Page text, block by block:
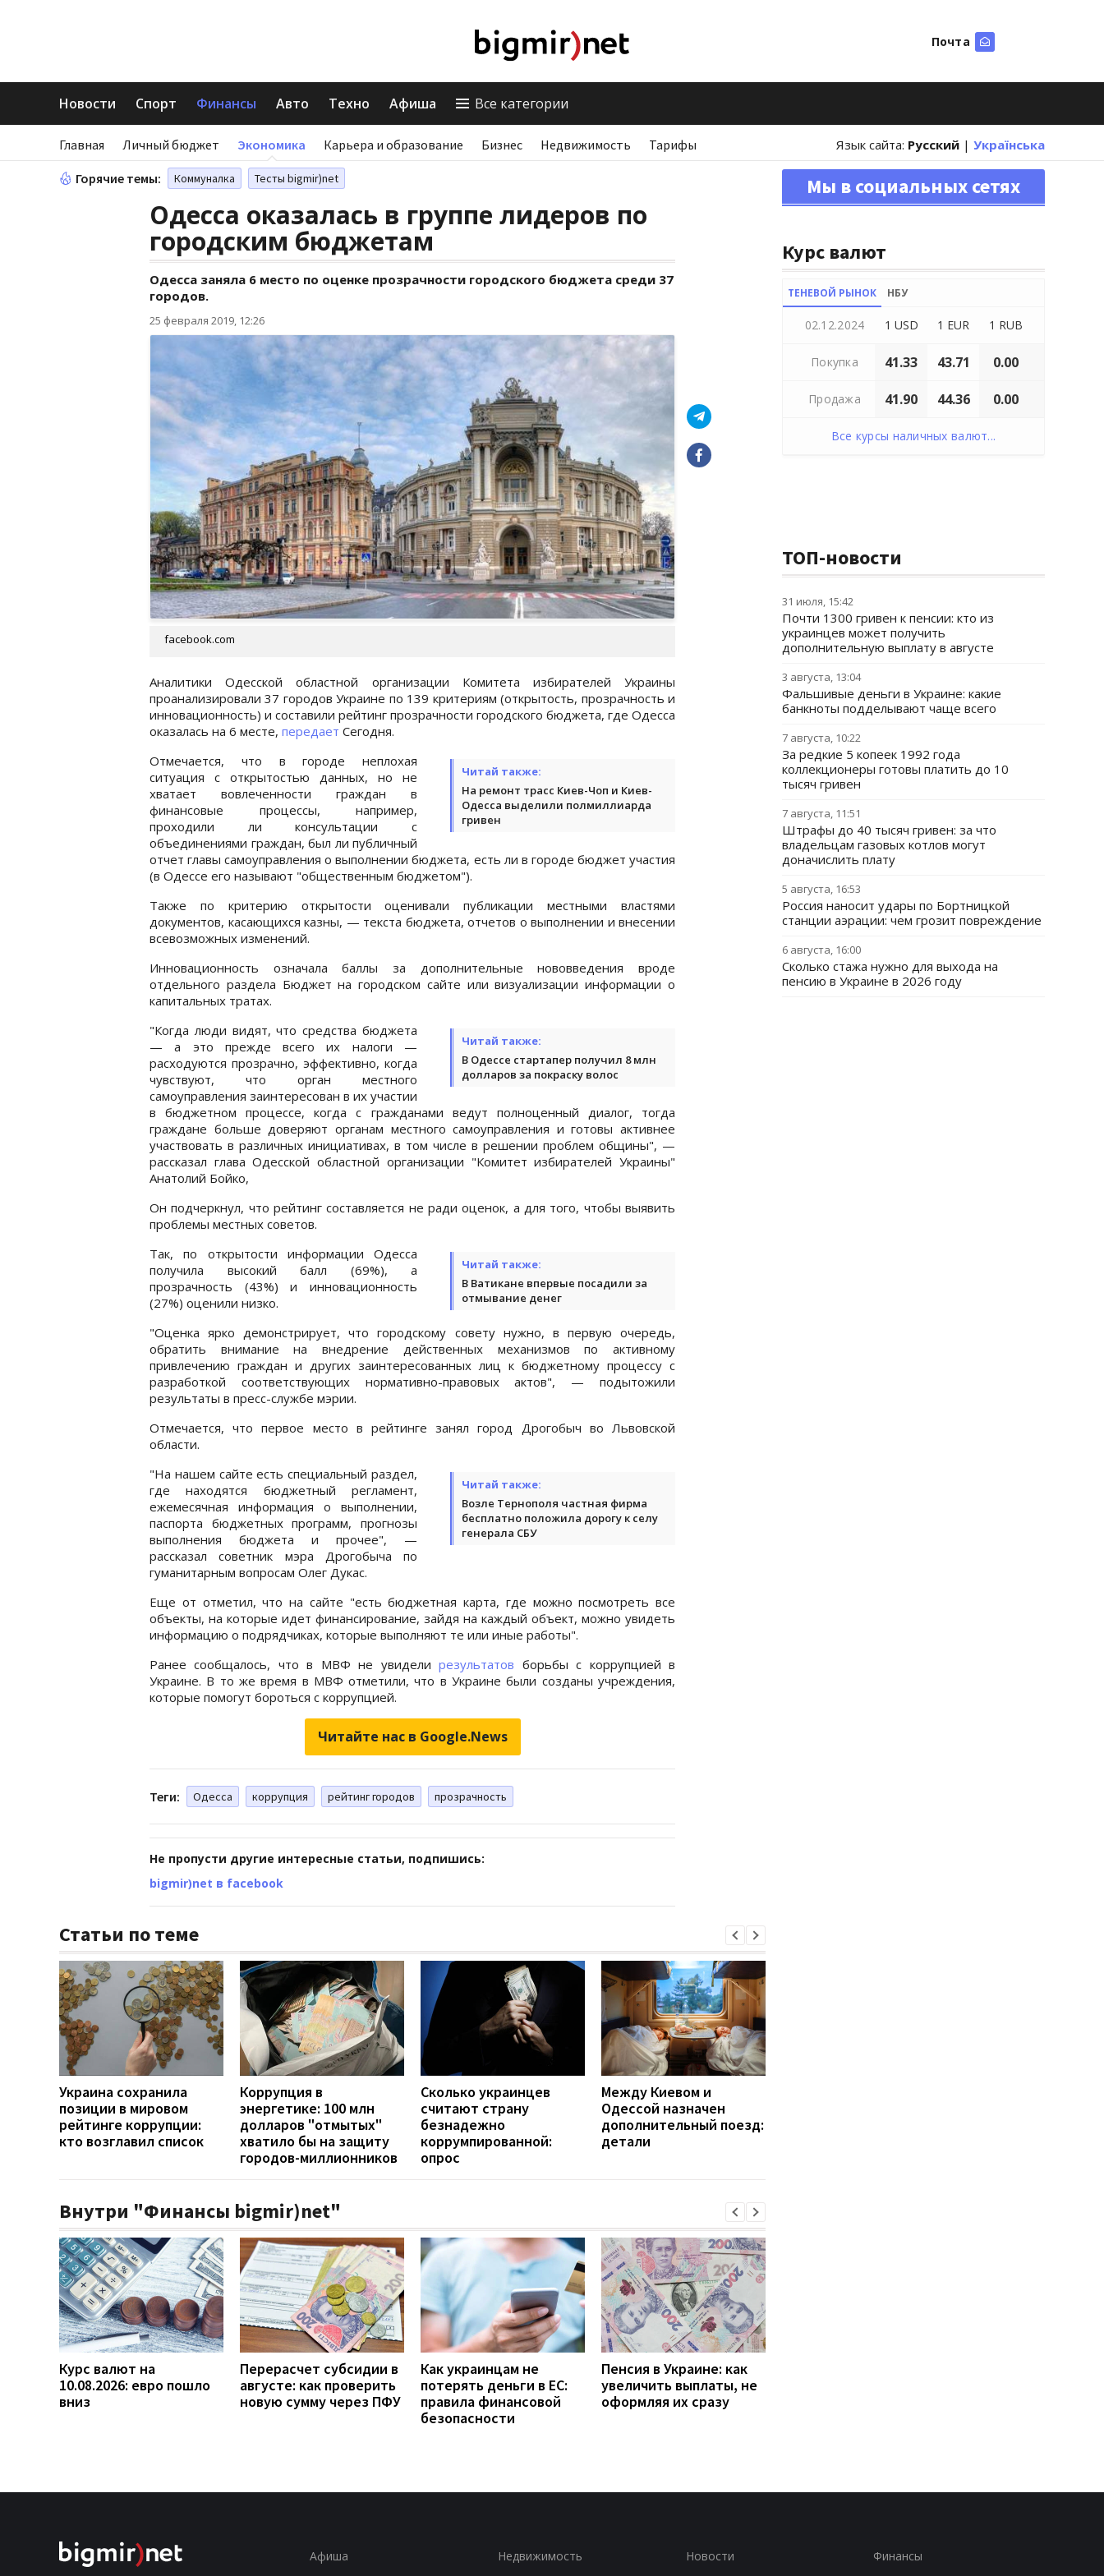
Почта
Новости Спорт Финансы Авто Техно Афиша Все категории
Главная Личный бюджет Экономика Карьера и образование Бизнес Недвижимость Тарифы Язык сайта: Русский | Українська
Горячие темы: Коммуналка Тесты bigmir)net
Одесса оказалась в группе лидеров по
городским бюджетам
Одесса заняла 6 место по оценке прозрачности городского бюджета среди 37
городов.
25 февраля 2019, 12:26
facebook.com
Аналитики Одесской областной организации Комитета избирателей Украины
проанализировали 37 городов Украине по 139 критериям (открытость, прозрачность и
инновационность) и составили рейтинг прозрачности городского бюджета, где Одесса
оказалась на 6 месте, передает Сегодня.
Читай также:
На ремонт трасс Киев-Чоп и Киев-
Одесса выделили полмиллиарда
гривен
Отмечается, что в городе неплохая
ситуация с открытостью данных, но не
хватает вовлеченности граждан в
финансовые процессы, например,
проходили ли консультации с
объединениями граждан, был ли публичный
отчет главы самоуправления о выполнении бюджета, есть ли в городе бюджет участия
(в Одессе его называют "общественным бюджетом").
Также по критерию открытости оценивали публикации местными властями
документов, касающихся казны, — текста бюджета, отчетов о выполнении и внесении
всевозможных изменений.
Инновационность означала баллы за дополнительные нововведения вроде
отдельного раздела Бюджет на городском сайте или визуализации информации о
капитальных тратах.
Читай также:
В Одессе стартапер получил 8 млн
долларов за покраску волос
"Когда люди видят, что средства бюджета
— а это прежде всего их налоги —
расходуются прозрачно, эффективно, когда
чувствуют, что орган местного
самоуправления заинтересован в их участии
в бюджетном процессе, когда с гражданами ведут полноценный диалог, тогда
граждане больше доверяют органам местного самоуправления и готовы активнее
участвовать в различных инициативах, в том числе в решении проблем общины", —
рассказал глава Одесской областной организации "Комитет избирателей Украины"
Анатолий Бойко,
Он подчеркнул, что рейтинг составляется не ради оценок, а для того, чтобы выявить
проблемы местных советов.
Читай также:
В Ватикане впервые посадили за
отмывание денег
Так, по открытости информации Одесса
получила высокий балл (69%), а
прозрачность (43%) и инновационность
(27%) оценили низко.
"Оценка ярко демонстрирует, что городскому совету нужно, в первую очередь,
обратить внимание на внедрение действенных механизмов по активному
привлечению граждан и других заинтересованных лиц к бюджетному процессу с
разработкой соответствующих нормативно-правовых актов", — подытожили
результаты в пресс-службе мэрии.
Отмечается, что первое место в рейтинге занял город Дрогобыч во Львовской
области.
Читай также:
Возле Тернополя частная фирма
бесплатно положила дорогу к селу
генерала СБУ
"На нашем сайте есть специальный раздел,
где находятся бюджетный регламент,
ежемесячная информация о выполнении,
паспорта бюджетных программ, прогнозы
выполнения бюджета и прочее", —
рассказал советник мэра Дрогобыча по
гуманитарным вопросам Олег Дукас.
Еще от отметил, что на сайте "есть бюджетная карта, где можно посмотреть все
объекты, на которые идет финансирование, зайдя на каждый объект, можно увидеть
информацию о подрядчиках, которые выполняют те или иные работы".
Ранее сообщалось, что в МВФ не увиделирезультатов борьбы с коррупцией в
Украине. В то же время в МВФ отметили, что в Украине были созданы учреждения,
которые помогут бороться с коррупцией.
Читайте нас в Google.News
Теги: Одесса коррупция рейтинг городов прозрачность
Не пропусти другие интересные статьи, подпишись:
bigmir)net в facebook
Статьи по теме
Украина сохранила
позиции в мировом
рейтинге коррупции:
кто возглавил список
Коррупция в
энергетике: 100 млн
долларов "отмытых"
хватило бы на защиту
городов-миллионников
Сколько украинцев
считают страну
безнадежно
коррумпированной:
опрос
Между Киевом и
Одессой назначен
дополнительный поезд:
детали
Внутри "Финансы bigmir)net"
Курс валют на
10.08.2026: евро пошло
вниз
Перерасчет субсидии в
августе: как проверить
новую сумму через ПФУ
Как украинцам не
потерять деньги в ЕС:
правила финансовой
безопасности
Пенсия в Украине: как
увеличить выплаты, не
оформляя их сразу
Мы в социальных сетях
Курс валют
ТЕНЕВОЙ РЫНОК НБУ
02.12.2024 1 USD 1 EUR 1 RUB
Покупка 41.33 43.71 0.00
Продажа 41.90 44.36 0.00
Все курсы наличных валют...
ТОП-новости
31 июля, 15:42
Почти 1300 гривен к пенсии: кто из
украинцев может получить
дополнительную выплату в августе
3 августа, 13:04
Фальшивые деньги в Украине: какие
банкноты подделывают чаще всего
7 августа, 10:22
За редкие 5 копеек 1992 года
коллекционеры готовы платить до 10
тысяч гривен
7 августа, 11:51
Штрафы до 40 тысяч гривен: за что
владельцам газовых котлов могут
доначислить плату
5 августа, 16:53
Россия наносит удары по Бортницкой
станции аэрации: чем грозит повреждение
6 августа, 16:00
Сколько стажа нужно для выхода на
пенсию в Украине в 2026 году
Афиша Недвижимость Новости Финансы